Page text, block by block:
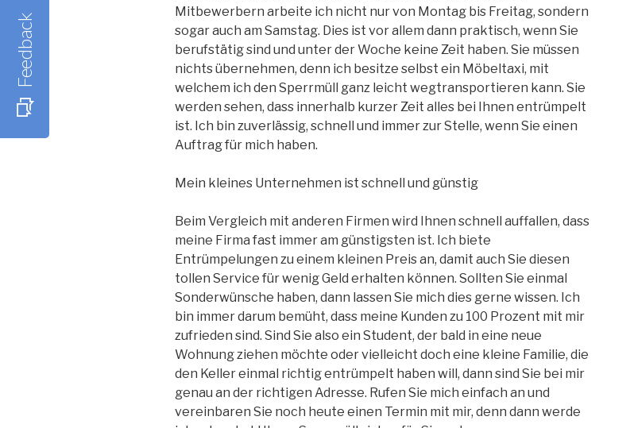
Mitbewerbern arbeite ich nicht nur von Montag bis Freitag, sondern
sogar auch am Samstag. Dies ist vor allem dann praktisch, wenn Sie
berufstätig sind und unter der Woche keine Zeit haben. Sie müssen
nichts übernehmen, denn ich besitze selbst ein Möbeltaxi, mit
welchem ich den Sperrmüll ganz leicht wegtransportieren kann. Sie
werden sehen, dass innerhalb kurzer Zeit alles bei Ihnen entrümpelt
ist. Ich bin zuverlässig, schnell und immer zur Stelle, wenn Sie einen
Auftrag für mich haben.
Mein kleines Unternehmen ist schnell und günstig
Beim Vergleich mit anderen Firmen wird Ihnen schnell auffallen, dass
meine Firma fast immer am günstigsten ist. Ich biete
Entrümpelungen zu einem kleinen Preis an, damit auch Sie diesen
tollen Service für wenig Geld erhalten können. Sollten Sie einmal
Sonderwünsche haben, dann lassen Sie mich dies gerne wissen. Ich
bin immer darum bemüht, dass meine Kunden zu 100 Prozent mit mir
zufrieden sind. Sind Sie also ein Student, der bald in eine neue
Wohnung ziehen möchte oder vielleicht doch eine kleine Familie, die
den Keller einmal richtig entrümpelt haben will, dann sind Sie bei mir
genau an der richtigen Adresse. Rufen Sie mich einfach an und
vereinbaren Sie noch heute einen Termin mit mir, denn dann werde
Feedback